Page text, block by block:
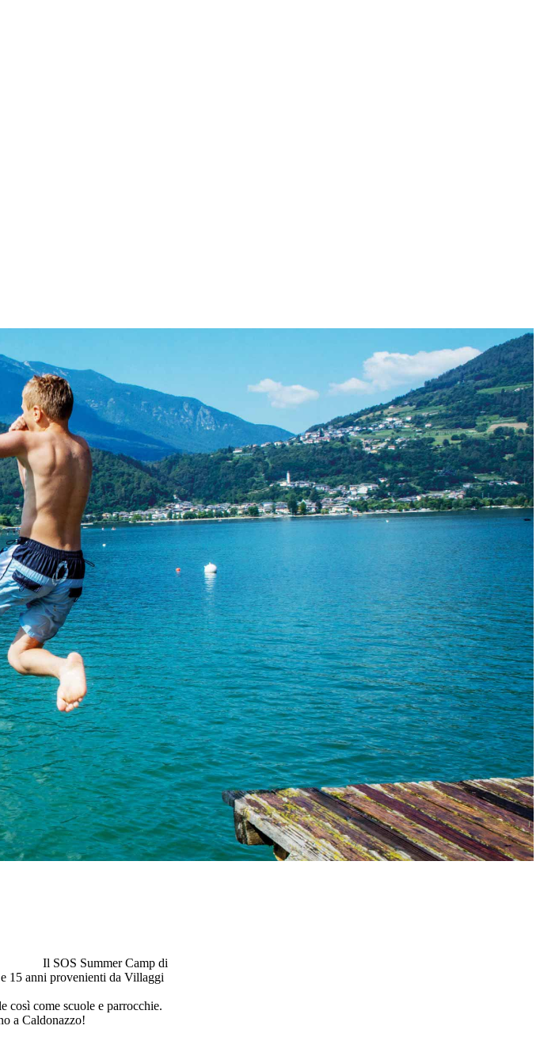
Il SOS Summer Camp di
15 anni provenienti da Villaggi
così come scuole e parrocchie.
a Caldonazzo!